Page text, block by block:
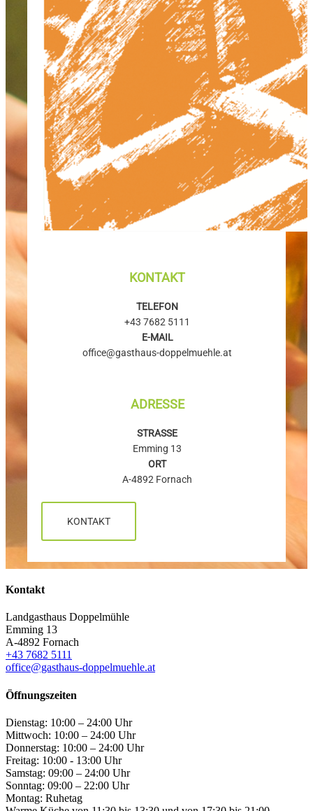
KONTAKT
TELEFON
+43 7682 5111
E-MAIL
office@gasthaus-doppelmuehle.at
ADRESSE
STRASSE
Emming 13
ORT
A-4892 Fornach
KONTAKT
Kontakt
Landgasthaus Doppelmühle
Emming 13
A-4892 Fornach
+43 7682 5111
office@gasthaus-doppelmuehle.at
Öffnungszeiten
Dienstag: 10:00 – 24:00 Uhr
Mittwoch: 10:00 – 24:00 Uhr
Donnerstag: 10:00 – 24:00 Uhr
Freitag: 10:00 - 13:00 Uhr
Samstag: 09:00 – 24:00 Uhr
Sonntag: 09:00 – 22:00 Uhr
Montag: Ruhetag